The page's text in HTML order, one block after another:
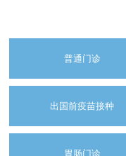
普通门诊
出国前疫苗接种
胃肠门诊